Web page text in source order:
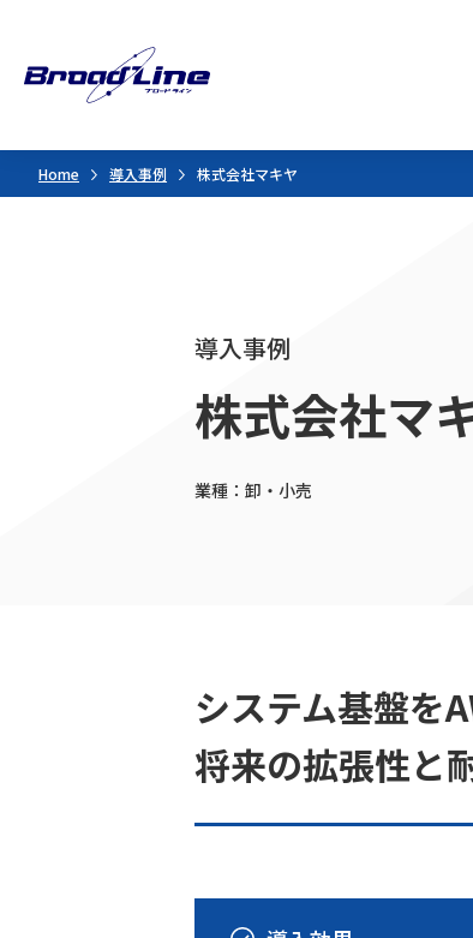
Home 導入事例 株式会社マキヤ
導入事例
株式会社マ
業種：卸・小売
システム基盤を
将来の拡張性と